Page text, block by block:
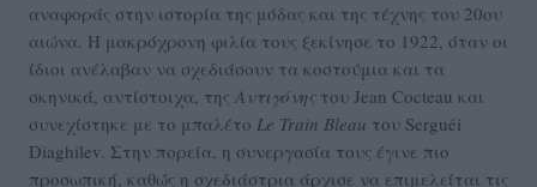
αναφοράς στην ιστορία της μόδας και της τέχνης του 20ου
αιώνα. Η μακρόχρονη φιλία τους ξεκίνησε το 1922, όταν οι
ίδιοι ανέλαβαν να σχεδιάσουν τα κοστούμια και τα
σκηνικά, αντίστοιχα, της Αντιγόνηςτου Jean Cocteau και
συνεχίστηκε με το μπαλέτο Le Train Bleau του Serguéi
Diaghilev. Στην πορεία, η συνεργασία τους έγινε πιο
προσωπική, καθώς η σχεδιάστρια άρχισε να επιμελείται τις